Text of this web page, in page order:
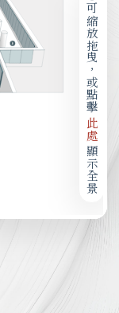
可縮放拖曳，或點擊
此處
顯示全景